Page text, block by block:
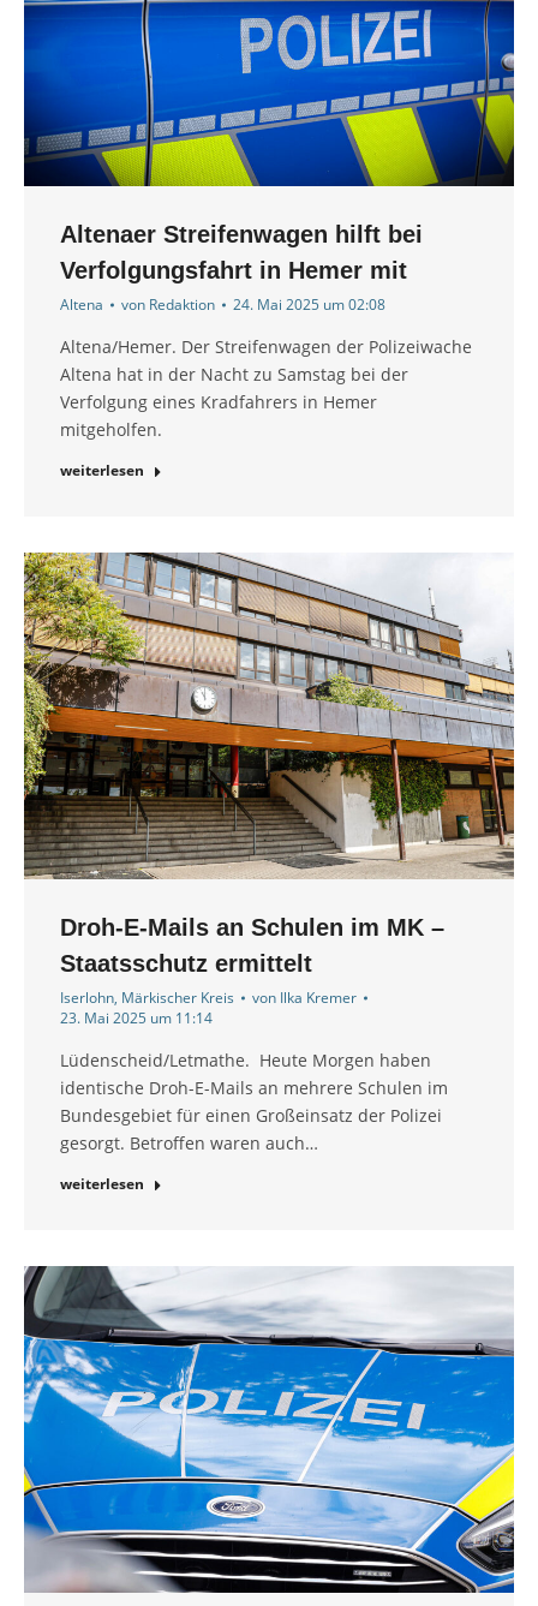
Altenaer Streifenwagen hilft bei
Verfolgungsfahrt in Hemer mit
Altena von Redaktion 24. Mai 2025 um 02:08
Altena/Hemer. Der Streifenwagen der Polizeiwache
Altena hat in der Nacht zu Samstag bei der
Verfolgung eines Kradfahrers in Hemer
mitgeholfen.
weiterlesen
Droh-E-Mails an Schulen im MK –
Staatsschutz ermittelt
Iserlohn, Märkischer Kreis von Ilka Kremer
23. Mai 2025 um 11:14
Lüdenscheid/Letmathe. Heute Morgen haben
identische Droh-E-Mails an mehrere Schulen im
Bundesgebiet für einen Großeinsatz der Polizei
gesorgt. Betroffen waren auch…
weiterlesen